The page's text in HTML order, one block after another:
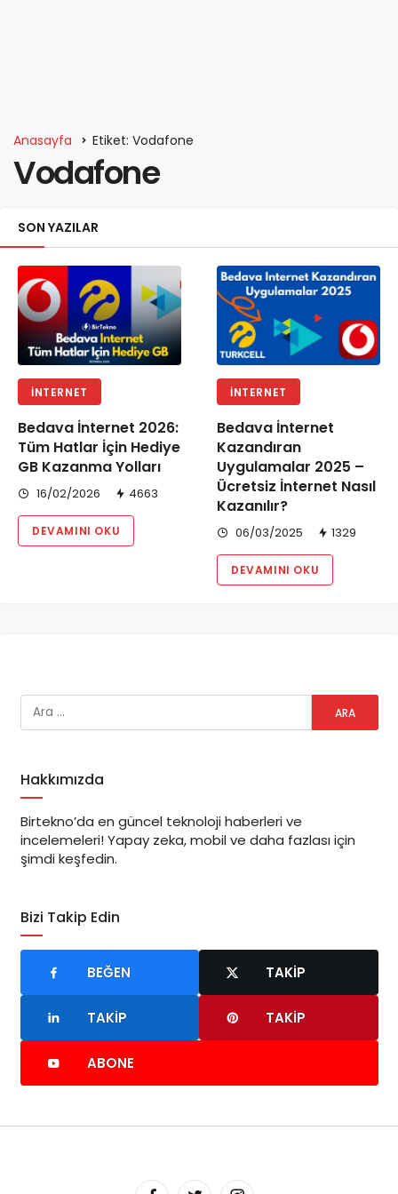
Anasayfa Etiket: Vodafone
Vodafone
SON YAZILAR
İNTERNET
Bedava İnternet 2026:
Tüm Hatlar İçin Hediye
GB Kazanma Yolları
16/02/2026 4663
DEVAMINI OKU
İNTERNET
Bedava İnternet
Kazandıran
Uygulamalar 2025 –
Ücretsiz İnternet Nasıl
Kazanılır?
06/03/2025 1329
DEVAMINI OKU
Hakkımızda
Birtekno’da en güncel teknoloji haberleri ve
incelemeleri! Yapay zeka, mobil ve daha fazlası için
şimdi keşfedin.
Bizi Takip Edin
BEĞEN TAKIP
TAKIP TAKIP
ABONE